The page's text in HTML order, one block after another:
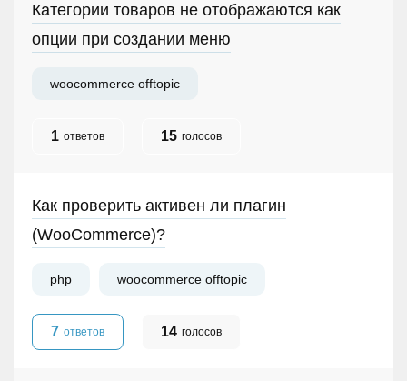
Категории товаров не отображаются как
опции при создании меню
woocommerce offtopic
1 ответов 15 голосов
Как проверить активен ли плагин
(WooCommerce)?
php woocommerce offtopic
7 ответов 14 голосов